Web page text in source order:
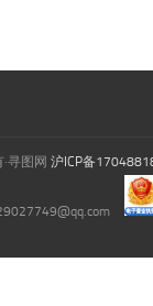
寻图网 沪ICP备